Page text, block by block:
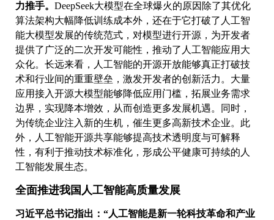
力推手。 DeepSeek大模型在全球爆火的原因除了其优化
算法架构大幅降低训练成本外，还在于它打破了人工智
能大模型发展的传统范式，对模型进行开源，为开发者
提供了广泛的二次开发可能性，推动了人工智能应用大
众化。长远来看，人工智能的开源开放能够真正打破技
术和行业间的重重壁垒，激发开发者的创新活力。大量
应用接入开源大模型能够降低应用门槛，拓展业务需求
边界，实现降本增效，从而创造更多发展机遇。同时，
为传统企业注入新的生机，催生更多高新技术企业。此
外，人工智能开源共享能够提高技术透明度与可解释
性，有利于推动技术标准化，形成公平健康可持续的人
工智能发展生态。
全面推进我国人工智能高质量发展
习近平总书记指出：“人工智能是新一轮科技革命和产业